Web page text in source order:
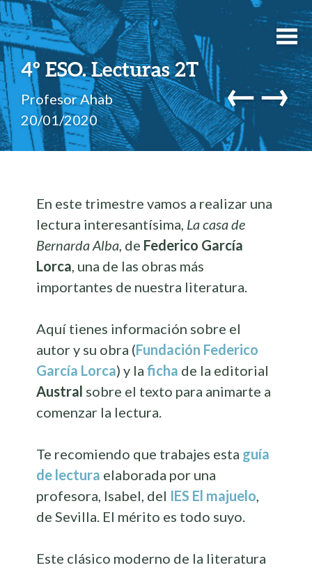
4º ESO. Lecturas 2T
Profesor Ahab
20/01/2020
←→
En este trimestre vamos a realizar una
lectura interesantísima, La casa de
Bernarda Alba, de Federico García
Lorca, una de las obras más
importantes de nuestra literatura.
Aquí tienes información sobre el
autor y su obra (Fundación Federico
García Lorca) y laficha de la editorial
Austral sobre el texto para animarte a
comenzar la lectura.
Te recomiendo que trabajes esta guía
de lectura elaborada por una
profesora, Isabel, del IES El majuelo,
de Sevilla. El mérito es todo suyo.
Este clásico moderno de la literatura